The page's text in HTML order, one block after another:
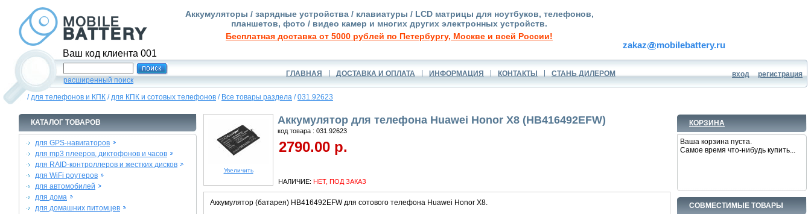
Ваш код клиента 001
Аккумуляторы / зарядные устройства / клавиатуры / LCD матрицы для ноутбуков, телефонов,
планшетов, фото / видео камер и многих других электронных устройств.
Бесплатная доставка от 5000 рублей по Петербургу, Москве и всей России!
zakaz mobilebattery.ru
расширенный поиск
ГЛАВНАЯ ДОСТАВКА И ОПЛАТА ИНФОРМАЦИЯ КОНТАКТЫ СТАНЬ ДИЛЕРОМ вход регистрация
/для телефонов и КПК /для КПК и сотовых телефонов / Все товары раздела /031.92623
КОРЗИНА
Ваша корзина пуста.
Самое время что-нибудь купить...
СОВМЕСТИМЫЕ ТОВАРЫ
КАТАЛОГ ТОВАРОВ
для GPS-навигаторов
для mp3 плееров, диктофонов и часов
для RAID-контроллеров и жестких дисков
для WiFi роутеров
для автомобилей
для дома
для домашних питомцев
Увеличить
Аккумулятор для телефона Huawei Honor X8 (HB416492EFW)
код товара : 031.92623
2790.00 р.
НАЛИЧИЕ: НЕТ, ПОД ЗАКАЗ
Аккумулятор (батарея) HB416492EFW для сотового телефона Huawei Honor X8.